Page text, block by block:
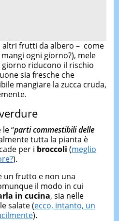
altri frutti da albero – come
ogni giorno?), mele
giorno riducono il rischio
sia fresche che
mangiare la zucca cruda,
“parti commestibili delle
tutta la pianta è
per i broccoli (meglio
).
un frutto e non una
il modo in cui
in cucina, sia nelle
salate (ecco, intanto, un
).